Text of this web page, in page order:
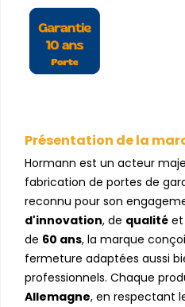
Présentation de la
Hormann est un acteur
fabrication de portes de
reconnu pour son
d'innovation, de qualité et
de 60 ans, la marque
fermeture adaptées aussi
professionnels. Chaque
Allemagne, en respectant